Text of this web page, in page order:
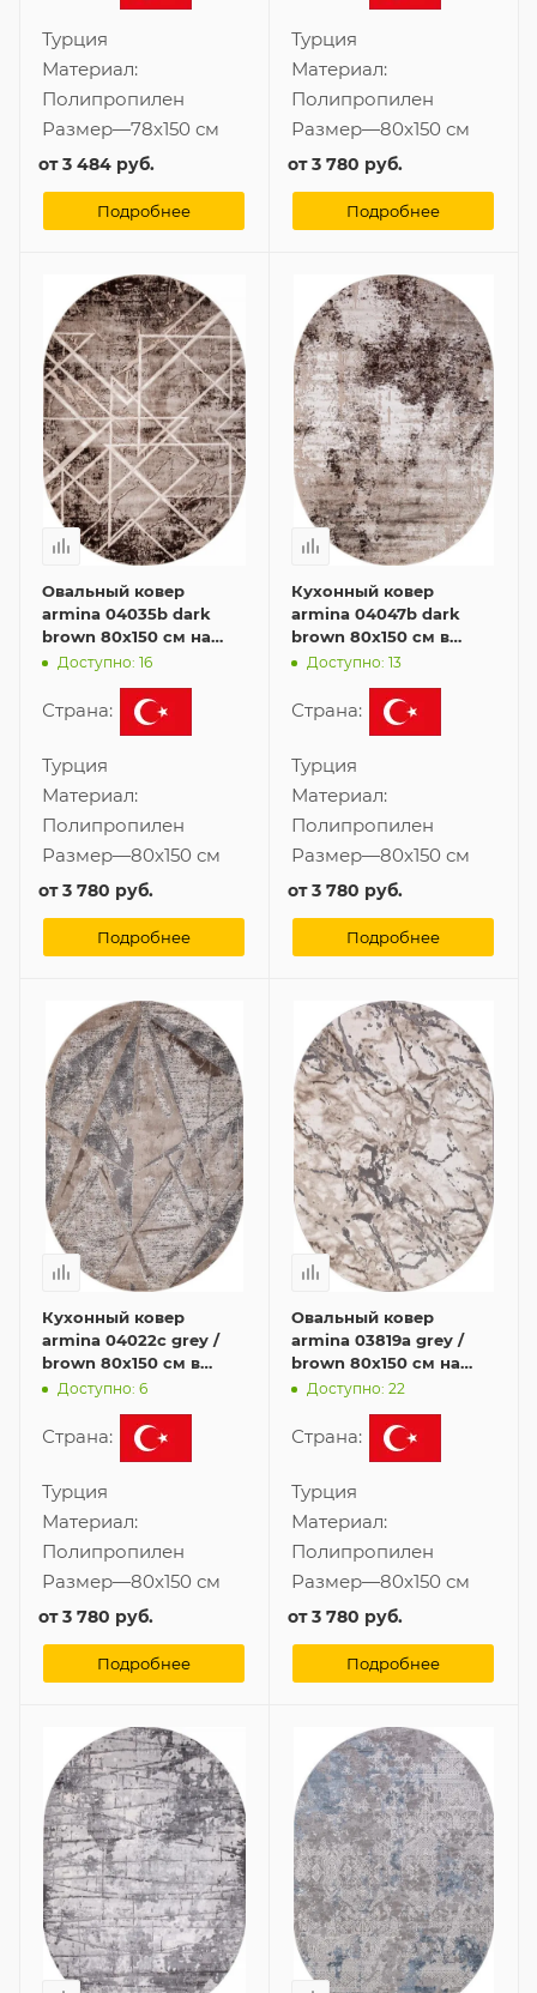
Турция
Материал:
Полипропилен
Размер—78x150 см
от3 484 руб.
Подробнее
Турция
Материал:
Полипропилен
Размер—80x150 см
от3 780 руб.
Подробнее
Овальный ковер
armina 04035b dark
brown 80x150 см на
кухню
Доступно: 16
Страна:
Турция
Материал:
Полипропилен
Размер—80x150 см
от3 780 руб.
Подробнее
Кухонный ковер
armina 04047b dark
brown 80x150 см в
форме овала
Доступно: 13
Страна:
Турция
Материал:
Полипропилен
Размер—80x150 см
от3 780 руб.
Подробнее
Кухонный ковер
armina 04022c grey /
brown 80x150 см в
форме овала
Доступно: 6
Страна:
Турция
Материал:
Полипропилен
Размер—80x150 см
от3 780 руб.
Подробнее
Овальный ковер
armina 03819a grey /
brown 80x150 см на
кухню
Доступно: 22
Страна:
Турция
Материал:
Полипропилен
Размер—80x150 см
от3 780 руб.
Подробнее